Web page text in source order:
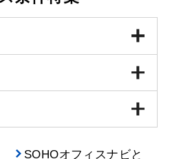
SOHOオフィスナビと